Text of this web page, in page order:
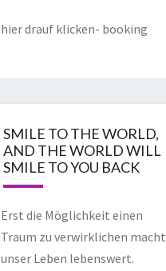
hier drauf klicken- booking
SMILE TO THE WORLD,
AND THE WORLD WILL
SMILE TO YOU BACK
Erst die Möglichkeit einen
Traum zu verwirklichen macht
unser Leben lebenswert.